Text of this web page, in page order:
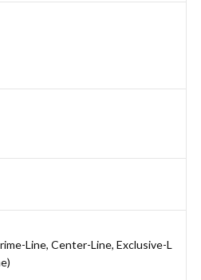
Line, Center-Line, Exclusive-L